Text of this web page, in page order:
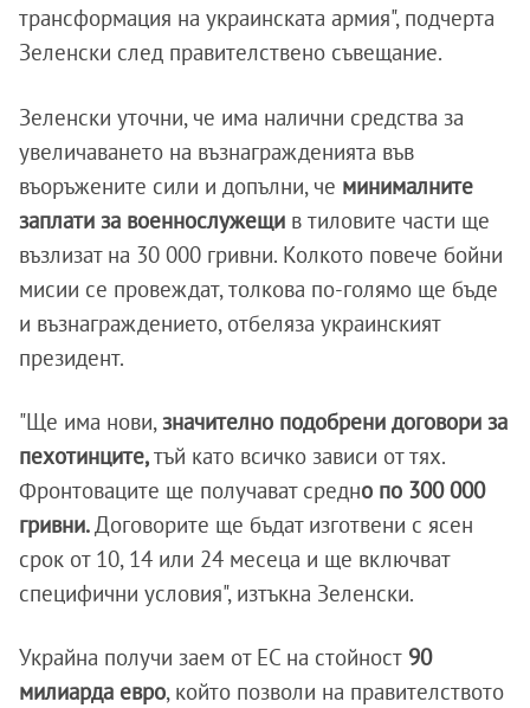
трансформация на украинската армия", подчерта
Зеленски след правителствено съвещание.
Зеленски уточни, че има налични средства за
увеличаването на възнагражденията във
въоръжените сили и допълни, че минималните
заплати за военнослужещи в тиловите части ще
възлизат на 30 000 гривни. Колкото повече бойни
мисии се провеждат, толкова по-голямо ще бъде
и възнаграждението, отбеляза украинският
президент.
"Ще има нови,значително подобрени договори за
пехотинците,тъй като всичко зависи от тях.
Фронтоваците ще получават средно по 300 000
гривни.Договорите ще бъдат изготвени с ясен
срок от 10, 14 или 24 месеца и ще включват
специфични условия", изтъкна Зеленски.
Украйна получи заем от ЕС на стойност 90
милиарда евро, който позволи на правителството